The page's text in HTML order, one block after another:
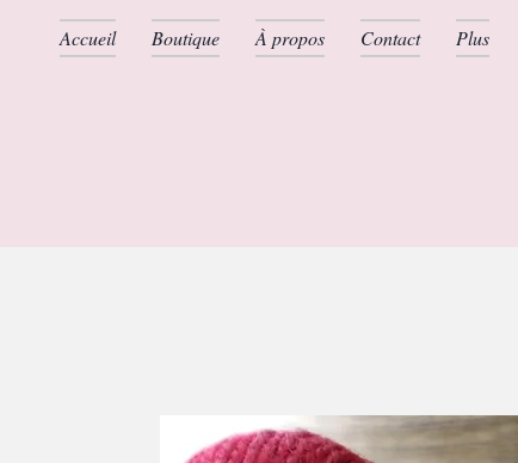
Accueil Boutique À propos Contact Plus